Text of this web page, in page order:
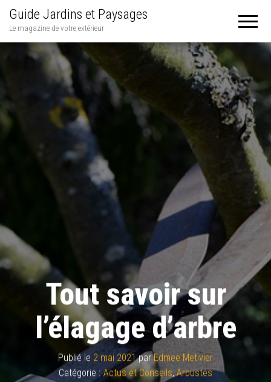
Guide Jardins et Paysages
Le magazine de votre extérieur
Tout savoir sur
l’élagage d’arbre
Publié le 2 mai 2021parEdmee Metivier
Catégorie : Actus et Conseils, Arbustes